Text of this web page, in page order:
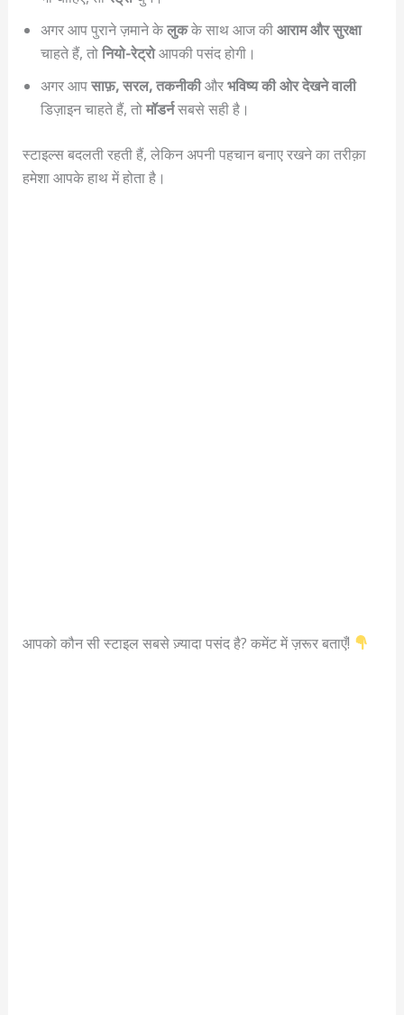
अगर आप पुराने ज़माने केलुकके साथ आज कीआराम और सुरक्षा
चाहते हैं, तोनियो-रेट्रोआपकी पसंद होगी।
अगर आपसाफ़, सरल, तकनीकीऔरभविष्य की ओर देखने वाली
डिज़ाइन चाहते हैं, तोमॉडर्नसबसे सही है।
स्टाइल्स बदलती रहती हैं, लेकिन अपनी पहचान बनाए रखने का तरीक़ा
हमेशा आपके हाथ में होता है।
आपको कौन सी स्टाइल सबसे ज़्यादा पसंद है? कमेंट में ज़रूर बताएँ!